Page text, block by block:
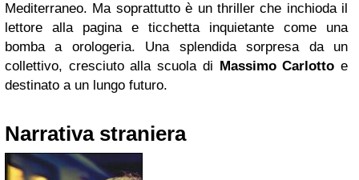
Mediterraneo. Ma soprattutto è un thriller che inchioda il
lettore alla pagina e ticchetta inquietante come una
bomba a orologeria. Una splendida sorpresa da un
collettivo, cresciuto alla scuola di
Massimo Carlotto e
destinato a un lungo futuro.
Narrativa straniera